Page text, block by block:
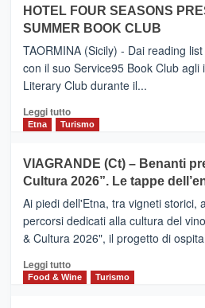
Neos
ETNEO
–
Meta
turistica
privilegiata
secondo
dati
di
Anche
la
Alcantara
nei
primi
nella
classifica
HOTEL FOUR SEASONS
SUMMER BOOK CLUB
TAORMINA (Sicily) - Dai reading
con il suo Service95 Book Club agli
Literary Club durante il...
Leggi tuttoLeggi
di
IL
SAN
DOMENICO
PALACE
TAORMINA,
UN
HOTEL
FOUR
Etna Turismo
VIAGRANDE (Ct) – Benanti
Cultura 2026”. Le tappe
Ai piedi dell'Etna, tra vigneti storici,
percorsi dedicati alla cultura del
& Cultura 2026", il progetto di
Leggi tuttoLeggi
di
Food & Wine Turismo